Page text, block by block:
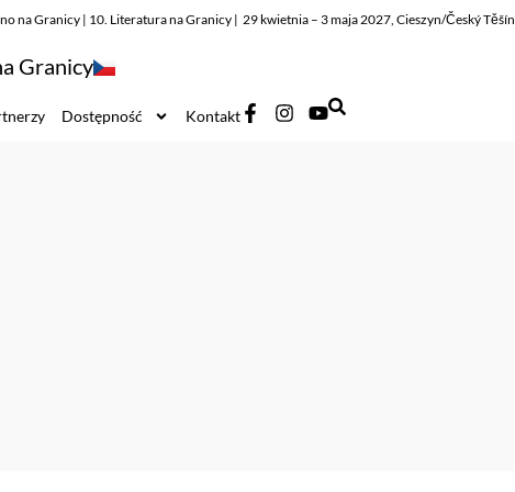
na Granicy | 10. Literatura na Granicy | 29 kwietnia – 3 maja 2027, Cieszyn/Český Těšín
Granicy
Dostępność Kontakt